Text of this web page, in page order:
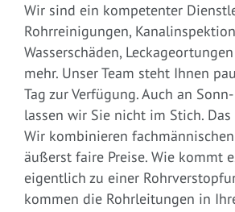
Wir sind ein kompetenter
Rohrreinigungen,
Wasserschäden,
mehr. Unser Team steht Ihnen
Tag zur Verfügung. Auch an
lassen wir Sie nicht im Stich. Das
Wir kombinieren
äußerst faire Preise. Wie kommt
eigentlich zu einer
kommen die Rohrleitungen in